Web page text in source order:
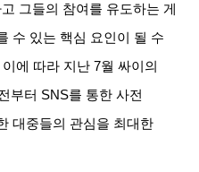
그들의 참여를 유도하는 게
수 있는 핵심 요인이 될 수
이에 따라 지난 7월 싸이의
부터 SNS를 통한 사전
대중들의 관심을 최대한